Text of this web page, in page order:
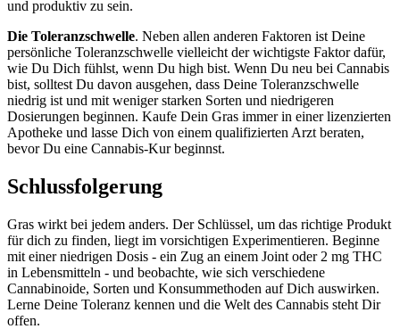
und produktiv zu sein.
Die Toleranzschwelle. Neben allen anderen Faktoren ist Deine
persönliche Toleranzschwelle vielleicht der wichtigste Faktor dafür,
wie Du Dich fühlst, wenn Du high bist. Wenn Du neu bei Cannabis
bist, solltest Du davon ausgehen, dass Deine Toleranzschwelle
niedrig ist und mit weniger starken Sorten und niedrigeren
Dosierungen beginnen. Kaufe Dein Gras immer in einer lizenzierten
Apotheke und lasse Dich von einem qualifizierten Arzt beraten,
bevor Du eine Cannabis-Kur beginnst.
Schlussfolgerung
Gras wirkt bei jedem anders. Der Schlüssel, um das richtige Produkt
für dich zu finden, liegt im vorsichtigen Experimentieren. Beginne
mit einer niedrigen Dosis - ein Zug an einem Joint oder 2 mg THC
in Lebensmitteln - und beobachte, wie sich verschiedene
Cannabinoide, Sorten und Konsummethoden auf Dich auswirken.
Lerne Deine Toleranz kennen und die Welt des Cannabis steht Dir
offen.